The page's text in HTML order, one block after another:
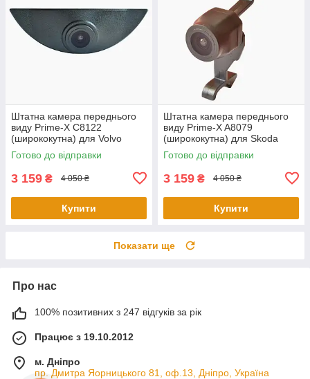
Штатна камера переднього
виду Prime-X C8122
(ширококутна) для Volvo
(універсальна)
Готово до відправки
3 159 ₴ 4 050 ₴
Купити
Штатна камера переднього
виду Prime-X A8079
(ширококутна) для Skoda
Octavia 2015
Готово до відправки
3 159 ₴ 4 050 ₴
Купити
Показати ще
Про нас
100% позитивних з 247 відгуків за рік
Працює з 19.10.2012
м. Дніпро
пр. Дмитра Яорницького 81, оф.13, Дніпро, Україна